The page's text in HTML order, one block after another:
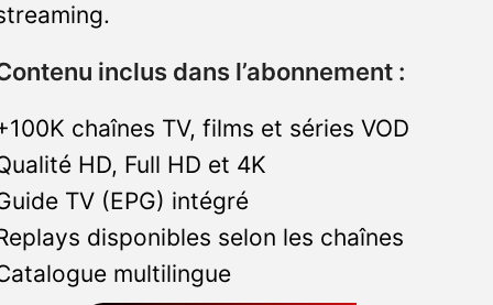
inclus dans l’abonnement :
chaînes TV, films et séries VOD
HD, Full HD et 4K
TV (EPG) intégré
disponibles selon les chaînes
multilingue